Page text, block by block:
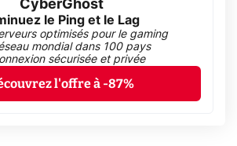
CyberGhost
le Ping et le Lag
optimisés pour le gaming
mondial dans 100 pays
sécurisée et privée
l'offre à -87%